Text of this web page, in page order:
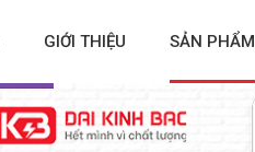
GIỚI THIỆU SẢN PHẨM